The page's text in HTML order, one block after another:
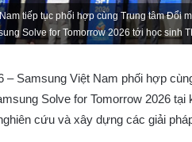
tiếp tục phối hợp cùng Trung tâm Đổi
Solve for Tomorrow 2026 tới học sinh
– Samsung Việt Nam phối hợp
Solve for Tomorrow 2026
cứu và xây dựng các giải